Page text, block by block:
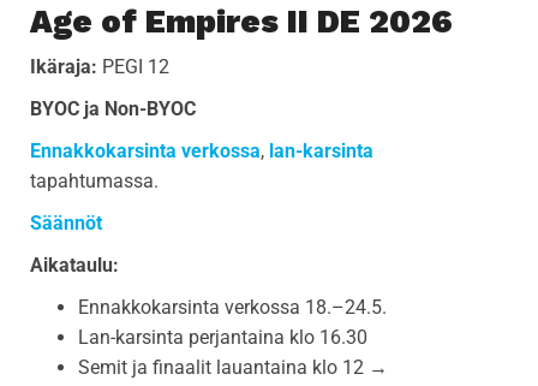
Age of Empires II DE 2026
Ikäraja: PEGI 12
BYOC ja Non-BYOC
Ennakkokarsinta verkossa, lan-karsinta
tapahtumassa.
Säännöt
Aikataulu:
Ennakkokarsinta verkossa 18.–24.5.
Lan-karsinta perjantaina klo 16.30
Semit ja finaalit lauantaina klo 12 →